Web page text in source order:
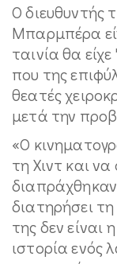
Ο διευθυντής
Μπαρμπέρα
ταινία θα
που της
θεατές
μετά την
«Ο
τη Χιντ και
διατηρήσει
της δεν είναι
ιστορία ενός